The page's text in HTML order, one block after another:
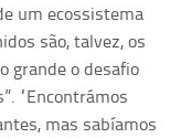
um ecossistema
são, talvez, os
grande o desafio
“Encontrámos
mas sabíamos